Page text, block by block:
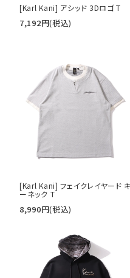
tune
[Karl Kani] アシッド 3Dロゴ T
7,192円(税込)
[Karl Kani] フェイクレイヤード
ーネック T
8,990円(税込)